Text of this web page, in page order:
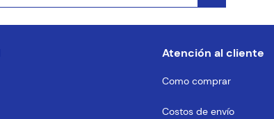
Atención al cliente
Como comprar
Costos de envío